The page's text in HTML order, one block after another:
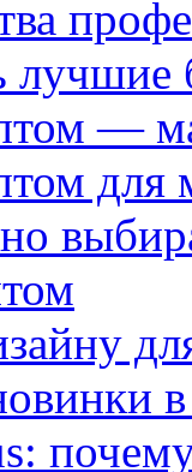
—
для
почему